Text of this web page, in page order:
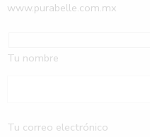
www.purabelle.com.mx
Tu nombre
Tu correo electrónico